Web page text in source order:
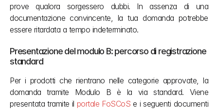
prove qualora sorgessero dubbi. In assenza di una
documentazione convincente, la tua domanda potrebbe
essere ritardata a tempo indeterminato.
Presentazione del modulo B: percorso di registrazione
standard
Per i prodotti che rientrano nelle categorie approvate, la
domanda tramite Modulo B è la via standard. Viene
presentata tramite il portale FoSCoS e i seguenti documenti